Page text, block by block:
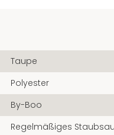
Taupe
Polyester
By-Boo
Regelmäßiges